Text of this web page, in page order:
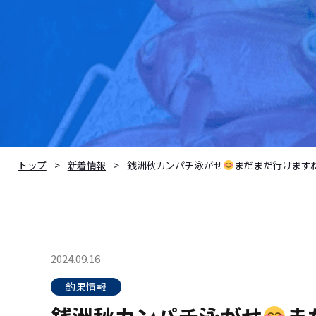
トップ 新着情報 銭洲秋カンパチ泳がせ まだまだ行けます
2024.09.16
釣果情報